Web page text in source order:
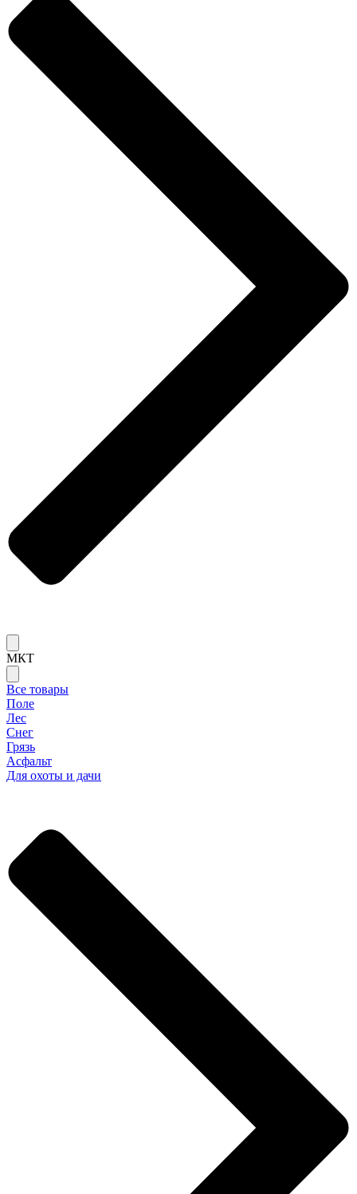
МКТ
Все товары
Поле
Лес
Снег
Грязь
Асфальт
Для охоты и дачи